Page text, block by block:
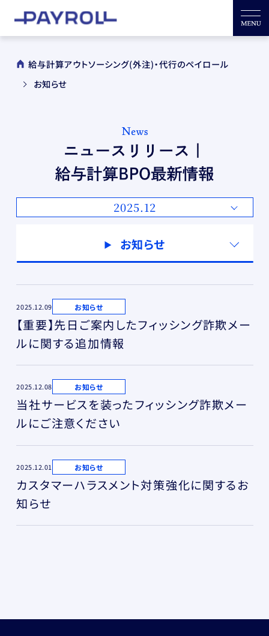
給与計算アウトソーシング(外注)・代行のペイロール
お知らせ
2025.12
お知らせ
2025.12.09 お知らせ
【重要】先日ご案内したフィッシング詐欺メー
ルに関する追加情報
2025.12.08 お知らせ
当社サービスを装ったフィッシング詐欺メー
ルにご注意ください
2025.12.01 お知らせ
カスタマーハラスメント対策強化に関するお
知らせ